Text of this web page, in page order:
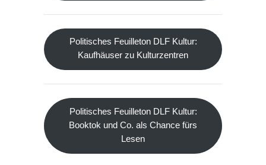
Politisches Feuilleton DLF Kultur:
Kaufhäuser zu Kulturzentren
Politisches Feuilleton DLF Kultur:
Booktok und Co. als Chance fürs
Lesen